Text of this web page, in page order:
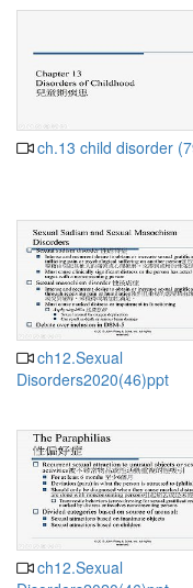
ch.13
ch12.Sexual
Disorders2020(46)ppt
ch12.Sexual